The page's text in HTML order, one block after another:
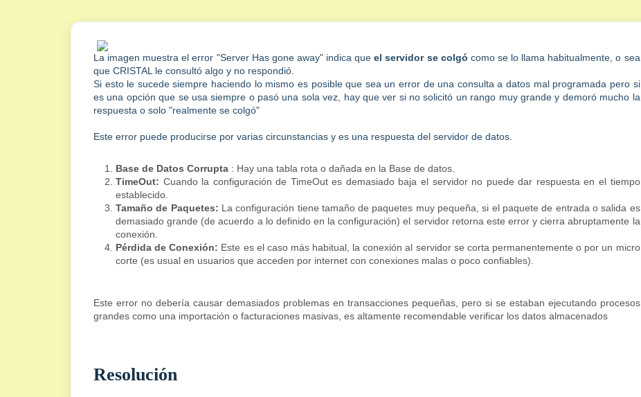
La imagen muestra el error "Server Has gone away" indica queel servidor se colgó como se lo llama habitualmente, o sea
que CRISTAL le consultó algo y no respondió.
Si esto le sucede siempre haciendo lo mismo es posible que sea un error de una consulta a datos mal programada pero si
es una opción que se usa siempre o pasó una sola vez, hay que ver si no solicitó un rango muy grande y demoró mucho la
respuesta o solo "realmente se colgó"
Este error puede producirse por varias circunstancias y es una respuesta del servidor de datos.
Base de Datos Corrupta : Hay una tabla rota o dañada en la Base de datos.
TimeOut: Cuando la configuración de TimeOut es demasiado baja el servidor no puede dar respuesta en el tiempo
establecido.
Tamaño de Paquetes: La configuración tiene tamaño de paquetes muy pequeña, si el paquete de entrada o salida es
demasiado grande (de acuerdo a lo definido en la configuración) el servidor retorna este error y cierra abruptamente la
conexión.
Pérdida de Conexión: Este es el caso más habitual, la conexión al servidor se corta permanentemente o por un micro
corte (es usual en usuarios que acceden por internet con conexiones malas o poco confiables).
Este error no debería causar demasiados problemas en transacciones pequeñas, pero si se estaban ejecutando procesos
grandes como una importación o facturaciones masivas, es altamente recomendable verificar los datos almacenados
Resolución